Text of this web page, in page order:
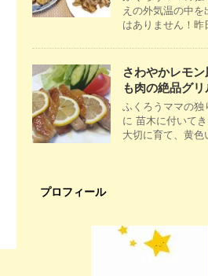
えの外気温の中
はありません！昨
さわやかレモ
も肉の絶品グリ
ふくろうママの独
に 苗木に付いて
大切に育て、黄色
プロフィール